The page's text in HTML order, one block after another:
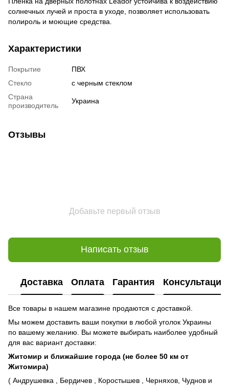
солнечных лучей и проста в уходе, позволяет использовать
полироль и моющие средства.
Характеристики
Покрытие
ПВХ
Стекло
с черным стеклом
Страна
производитель
Украина
Отзывы
Добавьте первый отзыв
Написать отзыв
Доставка Оплата Гарантия Консультация
Все товары в нашем магазине продаются с доставкой.
Мы можем доставить ваши покупки в любой уголок Украины
по вашему желанию. Вы можете выбирать наиболее удобный
для вас вариант доставки:
Житомир и ближайшие города (не более 50 км от
Житомира)
( Андрушевка , Бердичев , Коростышев , Черняхов, Чуднов и